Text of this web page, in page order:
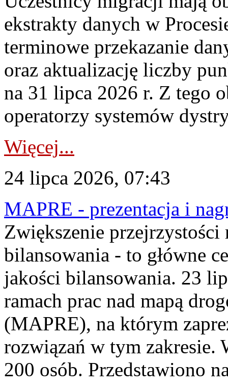
ekstrakty danych w
terminowe przekazanie
oraz aktualizację liczby
na 31 lipca 2026 r. Z tego
operatorzy systemów
Więcej...
24 lipca 2026, 07:43
MAPRE - prezentacja i
Zwiększenie
bilansowania - to główne
jakości bilansowania. 23
ramach prac nad mapą
(MAPRE), na którym
rozwiązań w tym zakresie.
200 osób. Przedstawiono